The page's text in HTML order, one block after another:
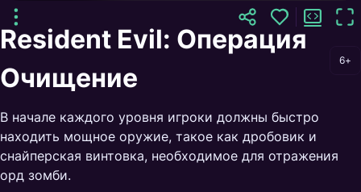
Resident Evil: Операция
Очищение
6+
В начале каждого уровня игроки должны быстро
находить мощное оружие, такое как дробовик и
снайперская винтовка, необходимое для отражения
орд зомби.